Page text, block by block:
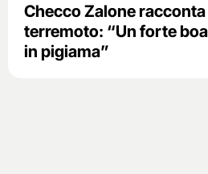
Checco Zalone racconta
terremoto: “Un forte
in pigiama”